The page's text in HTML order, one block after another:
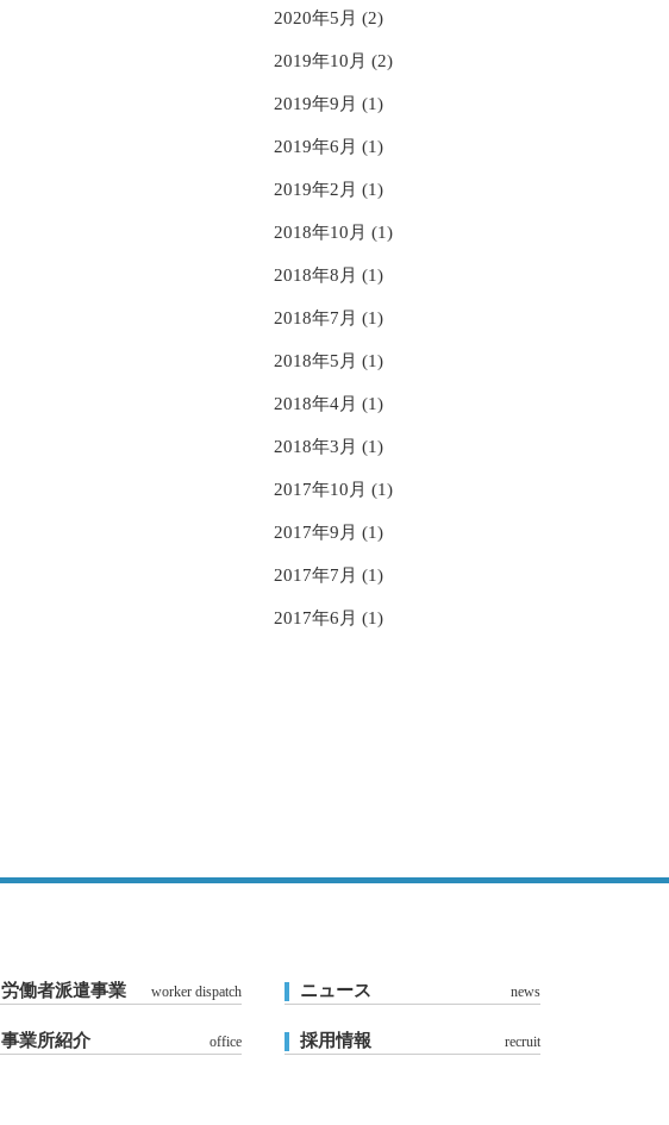
2020年5月 (2)
2019年10月 (2)
2019年9月 (1)
2019年6月 (1)
2019年2月 (1)
2018年10月 (1)
2018年8月 (1)
2018年7月 (1)
2018年5月 (1)
2018年4月 (1)
2018年3月 (1)
2017年10月 (1)
2017年9月 (1)
2017年7月 (1)
2017年6月 (1)
労働者派遣事業 worker dispatch
事業所紹介 office
ニュース news
採用情報 recruit